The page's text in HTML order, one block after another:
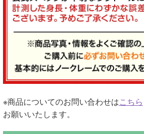
※商品についてのお問い合わせはこちら
お願いいたします。